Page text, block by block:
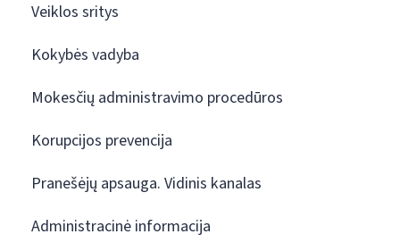
Veiklos sritys
Kokybės vadyba
Mokesčių administravimo procedūros
Korupcijos prevencija
Pranešėjų apsauga. Vidinis kanalas
Administracinė informacija